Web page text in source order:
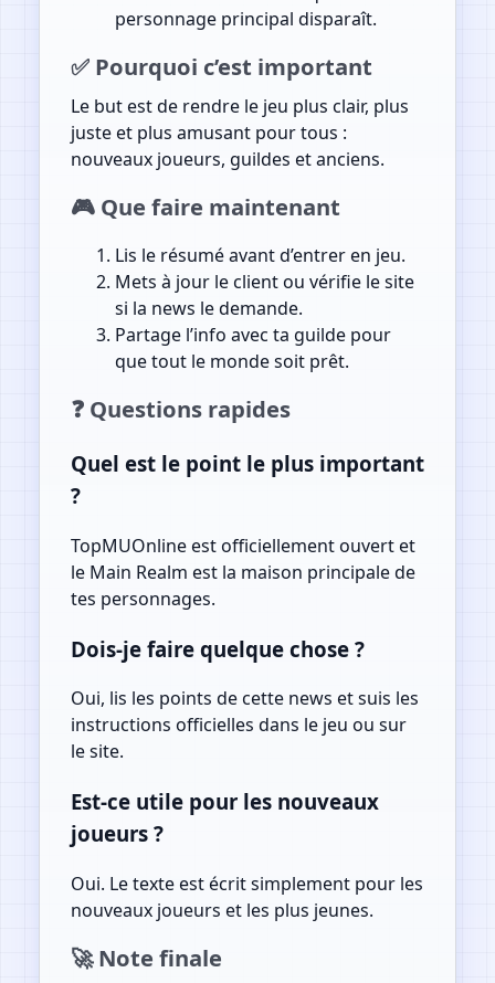
personnage principal disparaît.
✅ Pourquoi c’est important
Le but est de rendre le jeu plus clair, plus
juste et plus amusant pour tous :
nouveaux joueurs, guildes et anciens.
🎮 Que faire maintenant
Lis le résumé avant d’entrer en jeu.
Mets à jour le client ou vérifie le site
si la news le demande.
Partage l’info avec ta guilde pour
que tout le monde soit prêt.
❓ Questions rapides
Quel est le point le plus important
?
TopMUOnline est officiellement ouvert et
le Main Realm est la maison principale de
tes personnages.
Dois-je faire quelque chose ?
Oui, lis les points de cette news et suis les
instructions officielles dans le jeu ou sur
le site.
Est-ce utile pour les nouveaux
joueurs ?
Oui. Le texte est écrit simplement pour les
nouveaux joueurs et les plus jeunes.
🚀 Note finale